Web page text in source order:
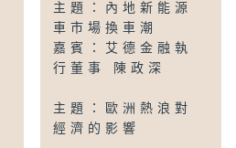
主題：內地新能源
車市場換車潮
嘉賓：艾德金融執
行董事 陳政深
主題：歐洲熱浪對
經濟的影響